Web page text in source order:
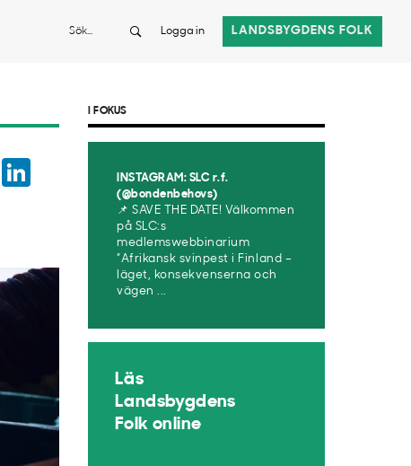
Sök Logga in LANDSBYGDENS FOLK
Twitter
I FOKUS
INSTAGRAM: SLC r.f.
(@bondenbehovs)
📌 SAVE THE DATE! Välkommen
på SLC:s
medlemswebbinarium
”Afrikansk svinpest i Finland –
läget, konsekvenserna och
vägen ...
Läs
Landsbygdens
Folk online